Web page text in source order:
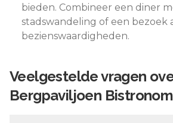
bieden. Combineer een diner
stadswandeling of een bezoek
bezienswaardigheden.
Veelgestelde vragen
Bergpaviljoen